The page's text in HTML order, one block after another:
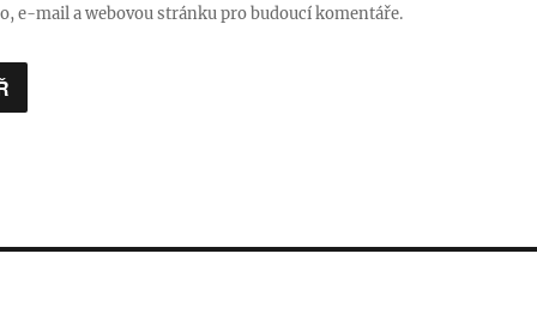
e-mail a webovou stránku pro budoucí komentáře.